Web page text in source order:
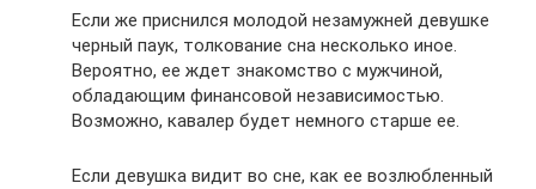
Если же приснился молодой незамужней девушке
черный паук, толкование сна несколько иное.
Вероятно, ее ждет знакомство с мужчиной,
обладающим финансовой независимостью.
Возможно, кавалер будет немного старше ее.
Если девушка видит во сне, как ее возлюбленный